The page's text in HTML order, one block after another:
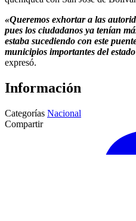
«Queremos exhortar a las
pues los ciudadanos ya tenían
estaba sucediendo con este
municipios importantes del
expresó.
Información
Categorías Nacional
Compartir